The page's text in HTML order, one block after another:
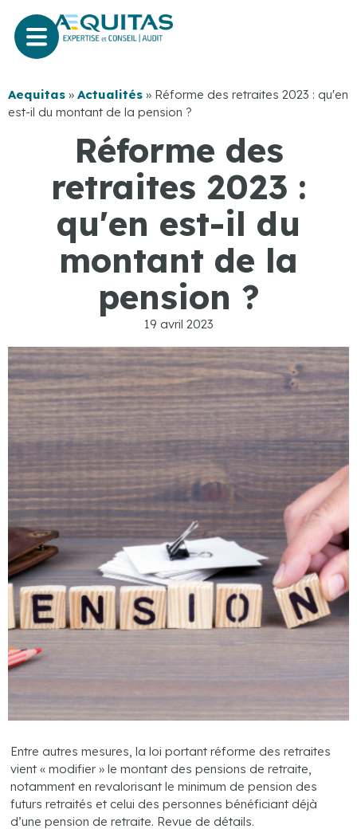
Aequitas » Actualités » Réforme des retraites 2023 : qu'en
est-il du montant de la pension ?
Réforme des
retraites 2023 :
qu'en est-il du
montant de la
pension ?
19 avril 2023
Entre autres mesures, la loi portant réforme des retraites
vient « modifier » le montant des pensions de retraite,
notamment en revalorisant le minimum de pension des
futurs retraités et celui des personnes bénéficiant déjà
d’une pension de retraite. Revue de détails.